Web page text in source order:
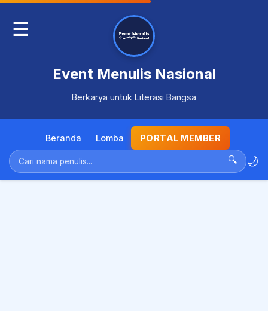
☰
Event Menulis Nasional
Berkarya untuk Literasi Bangsa
Beranda Lomba PORTAL MEMBER
🔍 🌙